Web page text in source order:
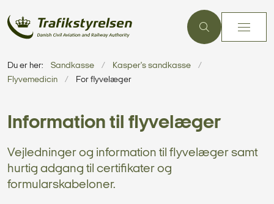
Du er her: Sandkasse
Kasper's sandkasse
Flyvemedicin
For flyvelæger
Information til flyvelæger
Vejledninger og information til flyvelæger samt
hurtig adgang til certifikater og
formularskabeloner.